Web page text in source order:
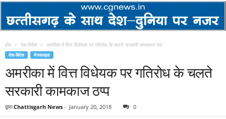
होम देश-विदेश अमरीका में वित्त विधेयक पर गतिरोध के चलते सरकारी कामकाज ठप्प
देश-विदेश मेनस्लाइड
अमरीका में वित्त विधेयक पर गतिरोध के चलते
सरकारी कामकाज ठप्प
द्वारा Chattisgarh News - January 20, 2018 0